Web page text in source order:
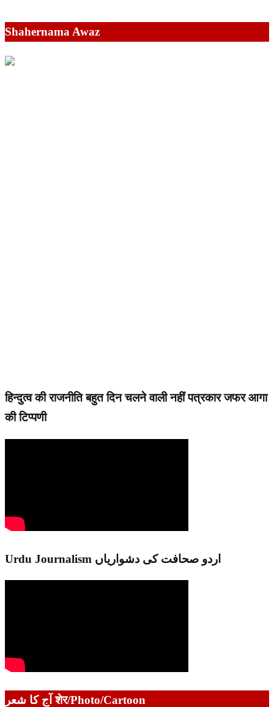
Shahernama Awaz
हिन्दुत्व की राजनीति बहुत दिन चलने वाली नहीं पत्रकार जफर आगा
की टिप्पणी
Urdu Journalism اردو صحافت کی دشواریاں
آج کا شعر शेर/Photo/Cartoon